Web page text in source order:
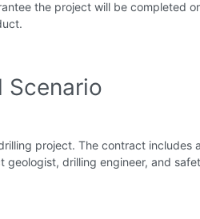
the project will be completed
Scenario
project. The contract includes a
geologist, drilling engineer, and